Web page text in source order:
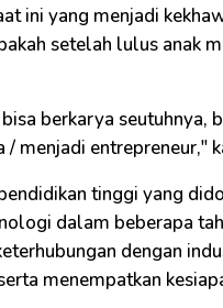
ini yang menjadi
setelah lulus anak
berkarya seutuhnya,
/ menjadi entrepreneur,"
tinggi yang
dalam beberapa
dengan
menempatkan